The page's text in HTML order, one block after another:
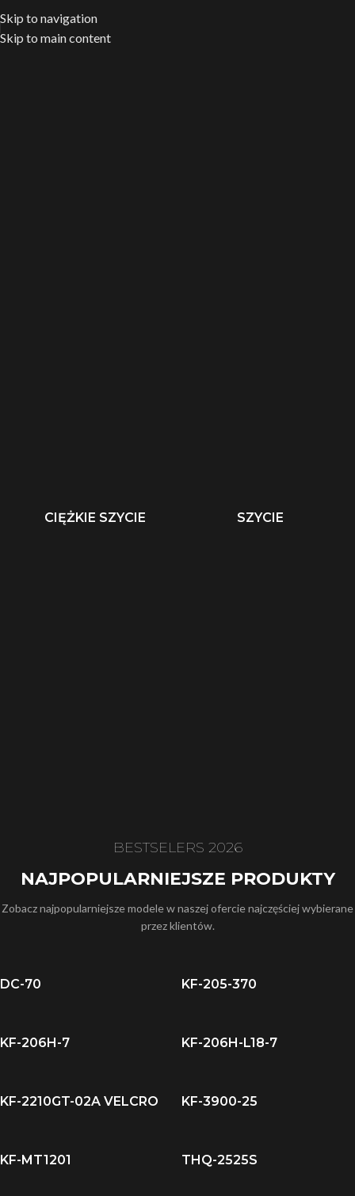
Skip to navigation
Skip to main content
CIĘŻKIE SZYCIE SZYCIE
BESTSELERS 2026
NAJPOPULARNIEJSZE PRODUKTY
Zobacz najpopularniejsze modele w naszej ofercie najczęściej wybierane
przez klientów.
DC-70 KF-205-370
KF-206H-7 KF-206H-L18-7
KF-2210GT-02A VELCRO KF-3900-25
KF-MT1201 THQ-2525S